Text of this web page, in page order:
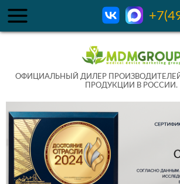
ОФИЦИАЛЬНЫЙ ДИЛЕР
ПРОДУКЦИИ В РОССИИ.